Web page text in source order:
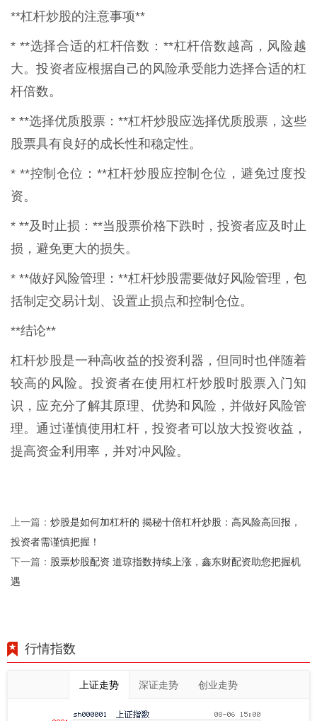
**杠杆炒股的注意事项**
* **选择合适的杠杆倍数：**杠杆倍数越高，风险越
大。投资者应根据自己的风险承受能力选择合适的杠
杆倍数。
* **选择优质股票：**杠杆炒股应选择优质股票，这些
股票具有良好的成长性和稳定性。
* **控制仓位：**杠杆炒股应控制仓位，避免过度投
资。
* **及时止损：**当股票价格下跌时，投资者应及时止
损，避免更大的损失。
* **做好风险管理：**杠杆炒股需要做好风险管理，包
括制定交易计划、设置止损点和控制仓位。
**结论**
杠杆炒股是一种高收益的投资利器，但同时也伴随着
较高的风险。投资者在使用杠杆炒股时股票入门知
识，应充分了解其原理、优势和风险，并做好风险管
理。通过谨慎使用杠杆，投资者可以放大投资收益，
提高资金利用率，并对冲风险。
上一篇： 炒股是如何加杠杆的 揭秘十倍杠杆炒股：高风险高回报，
投资者需谨慎把握！
下一篇： 股票炒股配资 道琼指数持续上涨，鑫东财配资助您把握机
遇
行情指数
上证走势 深证走势 创业走势